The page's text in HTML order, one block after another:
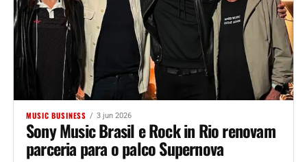
MUSIC BUSINESS 3 jun 2026
Sony Music Brasil e Rock in Rio renovam
parceria para o palco Supernova